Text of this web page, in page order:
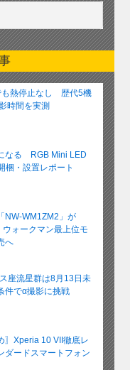
熱停止なし 歴代5機
時間を実測
なる RGB Mini LED
梱・設置レポート
NW-WM1ZM2」が
ォークマン最上位モ
へ
座流星群は8月13日未
でα撮影に挑戦
〗Xperia 10 VII徹底レ
ードスマートフォン